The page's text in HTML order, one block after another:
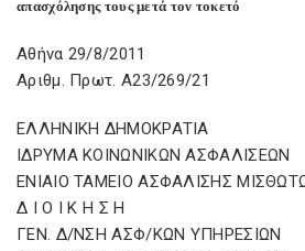
απασχόλησης τους μετά τον τοκετό
Αθήνα 29/8/2011
Αριθμ. Πρωτ. Α23/269/21
ΕΛΛΗΝΙΚΗ ΔΗΜΟΚΡΑΤΙΑ
ΙΔΡΥΜΑ ΚΟΙΝΩΝΙΚΩΝ ΑΣΦΑΛΙΣΕΩΝ
ΕΝΙΑΙΟ ΤΑΜΕΙΟ ΑΣΦΑΛΙΣΗΣ
Δ Ι Ο Ι Κ Η Σ Η
ΓΕΝ. Δ/ΝΣΗ ΑΣΦ/ΚΩΝ ΥΠΗΡΕΣΙΩΝ